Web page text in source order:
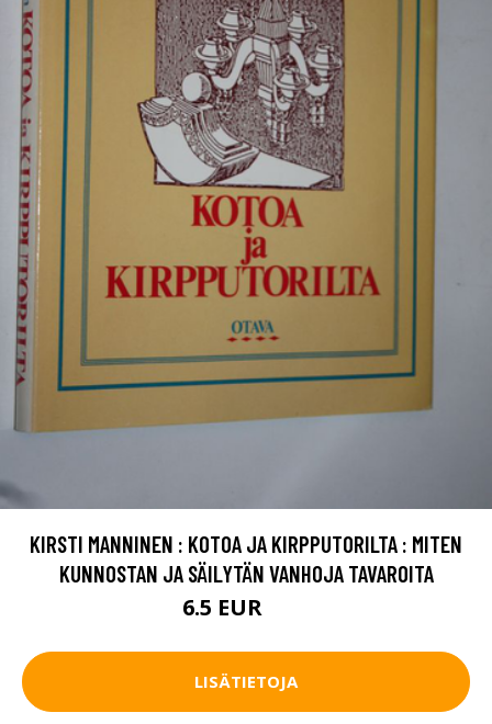
KIRSTI MANNINEN : KOTOA JA KIRPPUTORILTA : MITEN
KUNNOSTAN JA SÄILYTÄN VANHOJA TAVAROITA
6.5 EUR
LISÄTIETOJA